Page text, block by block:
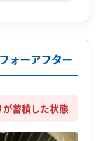
ォーアフター
蓄積した状態